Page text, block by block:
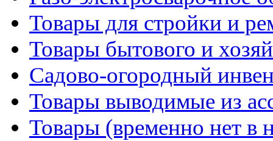
Товары для стройки и
Товары бытового и
Садово-огородный
Товары выводимые из
Товары (временно нет в